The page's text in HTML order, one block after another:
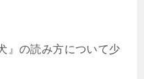
』の読み方について少